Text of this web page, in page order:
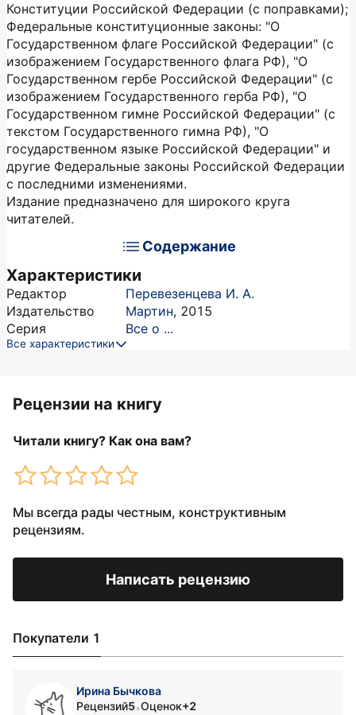
Конституции Российской Федерации (с поправками);
Федеральные конституционные законы: "О
Государственном флаге Российской Федерации" (с
изображением Государственного флага РФ), "О
Государственном гербе Российской Федерации" (с
изображением Государственного герба РФ), "О
Государственном гимне Российской Федерации" (с
текстом Государственного гимна РФ), "О
государственном языке Российской Федерации" и
другие Федеральные законы Российской Федерации
с последними изменениями.
Издание предназначено для широкого круга
читателей.
Содержание
Характеристики
Редактор
Перевезенцева И. А.
Издательство
Мартин, 2015
Серия
Все о ...
Все характеристики
Рецензии на книгу
Читали книгу? Как она вам?
Мы всегда рады честным, конструктивным
рецензиям.
Написать рецензию
Покупатели 1
Ирина Бычкова
Рецензий5•Оценок+2